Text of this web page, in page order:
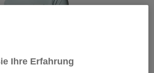
Ihre Erfahrung